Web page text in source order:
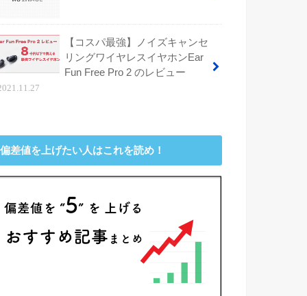
【コスパ最強】ノイズキャンセ
リングワイヤレスイヤホンEar
Fun Free Pro 2 のレビュー
偏差値を上げたい人はこれを読め！